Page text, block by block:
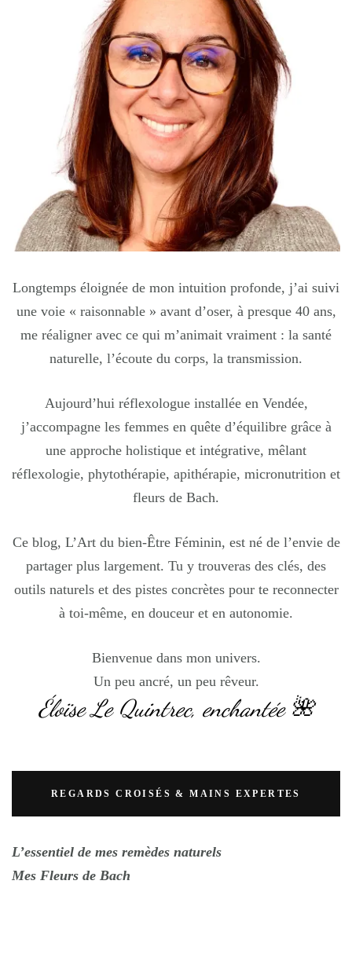
Longtemps éloignée de mon intuition profonde, j’ai suivi
une voie « raisonnable » avant d’oser, à presque 40 ans,
me réaligner avec ce qui m’animait vraiment : la santé
naturelle, l’écoute du corps, la transmission.
Aujourd’hui réflexologue installée en Vendée,
j’accompagne les femmes en quête d’équilibre grâce à
une approche holistique et intégrative, mêlant
réflexologie, phytothérapie, apithérapie, micronutrition et
fleurs de Bach.
Ce blog, L’Art du bien-Être Féminin, est né de l’envie de
partager plus largement. Tu y trouveras des clés, des
outils naturels et des pistes concrètes pour te reconnecter
à toi-même, en douceur et en autonomie.
Bienvenue dans mon univers.
Un peu ancré, un peu rêveur.
Éloïse Le Quintrec, enchantée 🌺
REGARDS CROISÉS & MAINS EXPERTES
L’essentiel de mes remèdes naturels
Mes Fleurs de Bach